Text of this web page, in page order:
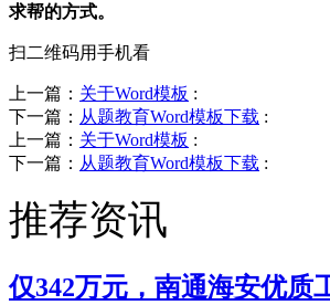
求帮的方式。
扫二维码用手机看
上一篇： 关于Word模板 :
下一篇： 从题教育Word模板下载 :
上一篇： 关于Word模板 :
下一篇： 从题教育Word模板下载 :
推荐资讯
仅342万元，南通海安优质